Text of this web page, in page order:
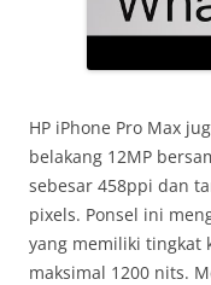
HP iPhone Pro Max
belakang 12MP
sebesar 458ppi dan
pixels. Ponsel ini
yang memiliki tingkat
maksimal 1200 nits.